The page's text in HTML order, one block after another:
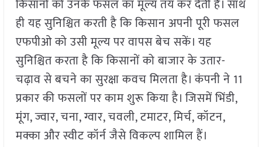
किसानों को उनके फसल का मूल्य तय कर देती है। साथ
ही यह सुनिश्चित करती है कि किसान अपनी पूरी फसल
एफपीओ को उसी मूल्य पर वापस बेच सकें। यह
सुनिश्चित करता है कि किसानों को बाजार के उतार-
चढ़ाव से बचने का सुरक्षा कवच मिलता है। कंपनी ने 11
प्रकार की फसलों पर काम शुरू किया है। जिसमें भिंडी,
मूंग, ज्वार, चना, ग्वार, चवली, टमाटर, मिर्च, कॉटन,
मक्का और स्वीट कॉर्न जैसे विकल्प शामिल हैं।